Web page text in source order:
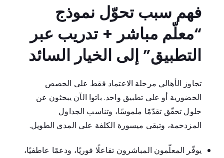
فهم سبب تحوّل نموذج
“معلّم مباشر + تدريب عبر
التطبيق” إلى الخيار السائد
تجاوز الأهالي مرحلة الاعتماد فقط على الحصص
الحضورية أو على تطبيق واحد. باتوا الآن يبحثون عن
حلول تحقّق تقدّمًا ملموسًا، وتناسب الجداول
المزدحمة، وتبقى ميسورة الكلفة على المدى الطويل.
يوفّر المعلّمون المباشرون تفاعلًا فوريًا، ودعمًا عاطفيًا،